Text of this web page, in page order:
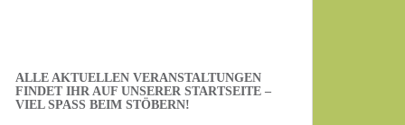
ALLE AKTUELLEN VERANSTALTUNGEN
FINDET IHR AUF UNSERER STARTSEITE –
VIEL SPASS BEIM STÖBERN!